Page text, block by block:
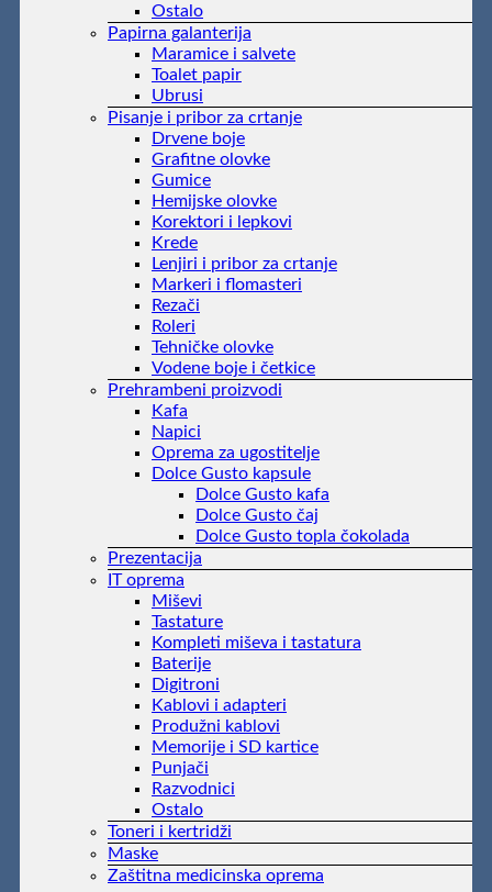
Ostalo
Papirna galanterija
Maramice i salvete
Toalet papir
Ubrusi
Pisanje i pribor za crtanje
Drvene boje
Grafitne olovke
Gumice
Hemijske olovke
Korektori i lepkovi
Krede
Lenjiri i pribor za crtanje
Markeri i flomasteri
Rezači
Roleri
Tehničke olovke
Vodene boje i četkice
Prehrambeni proizvodi
Kafa
Napici
Oprema za ugostitelje
Dolce Gusto kapsule
Dolce Gusto kafa
Dolce Gusto čaj
Dolce Gusto topla čokolada
Prezentacija
IT oprema
Miševi
Tastature
Kompleti miševa i tastatura
Baterije
Digitroni
Kablovi i adapteri
Produžni kablovi
Memorije i SD kartice
Punjači
Razvodnici
Ostalo
Toneri i kertridži
Maske
Zaštitna medicinska oprema